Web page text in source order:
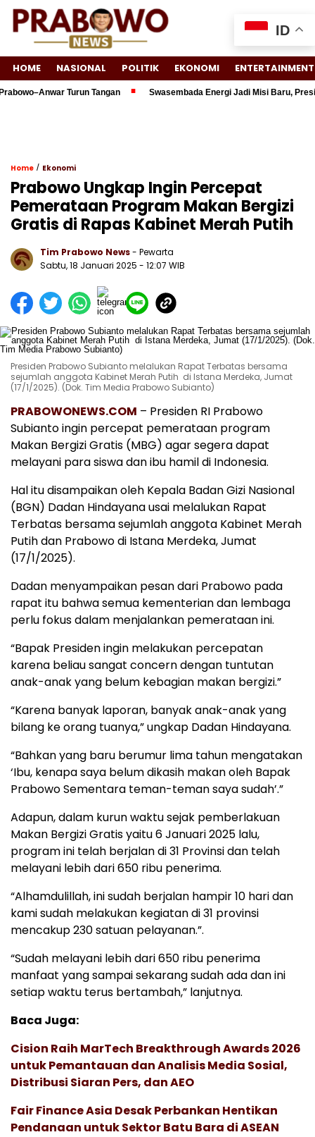
HOME NASIONAL POLITIK EKONOMI ENTERTAINMENT
Turun Tangan Swasembada Energi Jadi Misi Baru,
Home / Ekonomi
Prabowo Ungkap Ingin Percepat
Pemerataan Program Makan Bergizi
Gratis di Rapas Kabinet Merah Putih
Tim Prabowo News- Pewarta
Sabtu, 18 Januari 2025 - 12:07 WIB
Presiden Prabowo Subianto melalukan Rapat Terbatas bersama
sejumlah anggota Kabinet Merah Putih di Istana Merdeka, Jumat
(17/1/2025). (Dok. Tim Media Prabowo Subianto)
PRABOWONEWS.COM – Presiden RI Prabowo
Subianto ingin percepat pemerataan program
Makan Bergizi Gratis (MBG) agar segera dapat
melayani para siswa dan ibu hamil di Indonesia.
Hal itu disampaikan oleh Kepala Badan Gizi Nasional
(BGN) Dadan Hindayana usai melalukan Rapat
Terbatas bersama sejumlah anggota Kabinet Merah
Putih dan Prabowo di Istana Merdeka, Jumat
(17/1/2025).
Dadan menyampaikan pesan dari Prabowo pada
rapat itu bahwa semua kementerian dan lembaga
perlu fokus dalam menjalankan pemerataan ini.
“Bapak Presiden ingin melakukan percepatan
karena beliau sangat concern dengan tuntutan
anak-anak yang belum kebagian makan bergizi.”
“Karena banyak laporan, banyak anak-anak yang
bilang ke orang tuanya,” ungkap Dadan Hindayana.
“Bahkan yang baru berumur lima tahun mengatakan
‘Ibu, kenapa saya belum dikasih makan oleh Bapak
Prabowo Sementara teman-teman saya sudah’.”
Adapun, dalam kurun waktu sejak pemberlakuan
Makan Bergizi Gratis yaitu 6 Januari 2025 lalu,
program ini telah berjalan di 31 Provinsi dan telah
melayani lebih dari 650 ribu penerima.
“Alhamdulillah, ini sudah berjalan hampir 10 hari dan
kami sudah melakukan kegiatan di 31 provinsi
mencakup 230 satuan pelayanan.”.
“Sudah melayani lebih dari 650 ribu penerima
manfaat yang sampai sekarang sudah ada dan ini
setiap waktu terus bertambah,” lanjutnya.
Baca Juga:
Cision Raih MarTech Breakthrough Awards 2026
untuk Pemantauan dan Analisis Media Sosial,
Distribusi Siaran Pers, dan AEO
Fair Finance Asia Desak Perbankan Hentikan
Pendanaan untuk Sektor Batu Bara di ASEAN
ID